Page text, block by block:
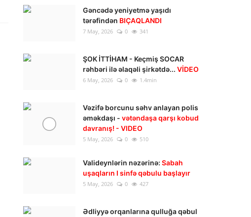
Gəncədə yeniyetmə yaşıdı
tərəfindən BIÇAQLANDI
7 May, 2026 0 341
ŞOK İTTİHAM - Keçmiş SOCAR
rəhbəri ilə əlaqəli şirkətdə... VİDEO
6 May, 2026 0 1.4min
Vəzifə borcunu səhv anlayan polis
əməkdaşı - vətəndaşa qarşı kobud
davranış! - VIDEO
5 May, 2026 0 510
Valideynlərin nəzərinə: Sabah
uşaqların I sinfə qəbulu başlayır
5 May, 2026 0 427
Ədliyyə orqanlarına qulluğa qəbul